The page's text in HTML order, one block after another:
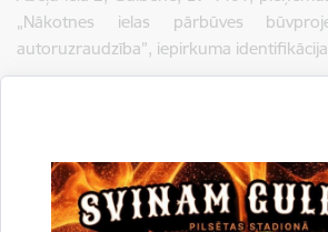
„Nākotnes ielas pārbūves
autoruzraudzība”, iepirkuma
Gulbenes novada domes iepirkumu
12.aprīlī nolēmusi atzīt par uzvarētāju